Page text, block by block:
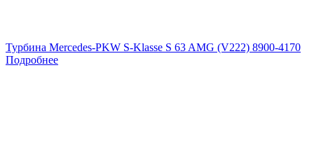
Турбина Mercedes-PKW S-Klasse S 63 AMG (V222) 8900-4170
Подробнее